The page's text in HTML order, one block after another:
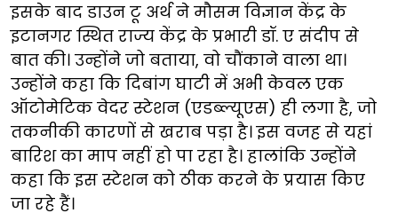
इसके बाद डाउन टू अर्थ ने मौसम विज्ञान केंद्र के
इटानगर स्थित राज्य केंद्र के प्रभारी डॉ. ए संदीप से
बात की। उन्होंने जो बताया, वो चौंकाने वाला था।
उन्होंने कहा कि दिबांग घाटी में अभी केवल एक
ऑटोमेटिक वेदर स्टेशन (एडब्ल्यूएस) ही लगा है, जो
तकनीकी कारणों से खराब पड़ा है। इस वजह से यहां
बारिश का माप नहीं हो पा रहा है। हालांकि उन्होंने
कहा कि इस स्टेशन को ठीक करने के प्रयास किए
जा रहे हैं।